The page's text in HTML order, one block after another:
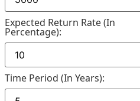
Expected Return Rate (in
Percentage):
Time Period (in Years):